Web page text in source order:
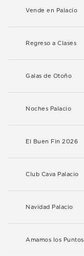
Vende en Palacio
Regreso a Clases
Galas de Otoño
Noches Palacio
El Buen Fin 2026
Club Cava Palacio
Navidad Palacio
Amamos los Puntos